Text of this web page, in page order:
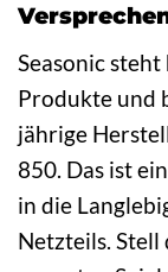
Seasonic
Produkte und
jährige
850. Das ist
in die
Netzteils. Stell